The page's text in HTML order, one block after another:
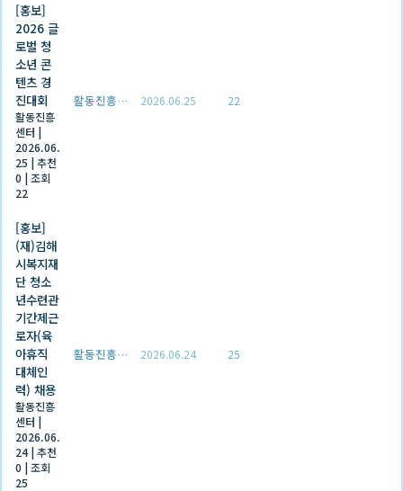
[홍보]
2026 글
로벌 청
소년 콘
텐츠 경
진대회
활동진흥
센터 |
2026.06.
25 |추천
0 |조회
22
활동진흥센터 2026.06.25 22
[홍보]
(재)김해
시복지재
단 청소
년수련관
기간제근
로자(육
아휴직
대체인
력) 채용
활동진흥
센터 |
2026.06.
24 |추천
0 |조회
25
활동진흥센터 2026.06.24 25